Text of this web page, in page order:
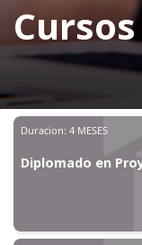
Duracion: 4 MESES
Diplomado en